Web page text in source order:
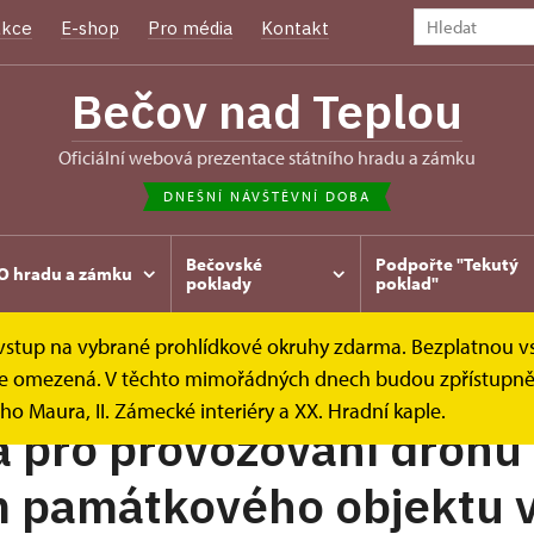
E-shop Pro média Kontakt
Bečov nad Teplou
oficiální webová prezentace státního hradu a zámku
DNEŠNÍ NÁVŠTĚVNÍ DOBA
hradu a zámku
Bečovské
poklady
Podpořte "Tekutý
poklad"
na vybrané prohlídkové okruhy zdarma. Bezplatnou
V těchto mimořádných dnech budou
Maura, II. Zámecké interiéry a XX. Hradní kaple.
Drony
pro provozování dronů
památkového objektu